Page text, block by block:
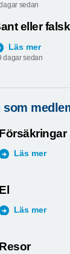
sedan
eller
Läs mer
dagar sedan
som
Försäkringar
Läs mer
El
Läs mer
Resor